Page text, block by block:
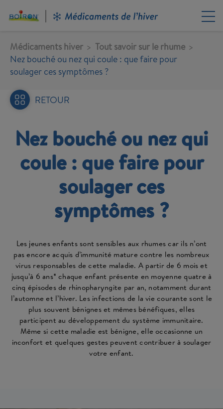
principal
Médicaments hiver
Tout savoir sur le rhume
Nez bouché ou nez qui coule : que faire pour
soulager ces symptômes ?
RETOUR
Nez bouché ou nez qui
coule : que faire pour
soulager ces
symptômes ?
Les jeunes enfants sont sensibles aux rhumes car ils n’ont
pas encore acquis d’immunité mature contre les nombreux
virus responsables de cette maladie. A partir de 6 mois et
jusqu’à 6 ans* chaque enfant présente en moyenne quatre à
cinq épisodes de rhinopharyngite par an, notamment durant
l’automne et l’hiver. Les infections de la vie courante sont le
plus souvent bénignes et mêmes bénéfiques, elles
participent au développement du système immunitaire.
Même si cette maladie est bénigne, elle occasionne un
inconfort et quelques gestes peuvent contribuer à soulager
votre enfant.